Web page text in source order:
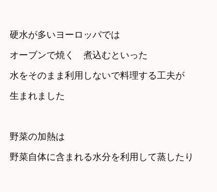
硬水が多いヨーロッパでは
オーブンで焼く　煮込むといった
水をそのまま利用しないで料理する工夫が
生まれました
野菜の加熱は
野菜自体に含まれる水分を利用して蒸したり